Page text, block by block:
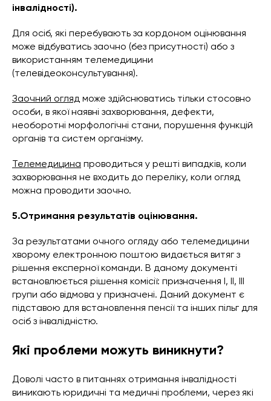
інвалідності).
Для осіб, які перебувають за кордоном оцінювання
може відбуватись заочно (без присутності) або з
використанням телемедицини
(телевідеоконсультування).
Заочний огляд може здійснюватись тільки стосовно
особи, в якої наявні захворювання, дефекти,
необоротні морфологічні стани, порушення функцій
органів та систем організму.
Телемедицина проводиться у решті випадків, коли
захворювання не входить до переліку, коли огляд
можна проводити заочно.
5.Отримання результатів оцінювання.
За результатами очного огляду або телемедицини
хворому електронною поштою видається витяг з
рішення експерної команди. В даному документі
встановлюється рішення комісії: призначення І, ІІ, ІІІ
групи або відмова у призначені. Даний документ є
підставою для встановлення пенсії та інших пільг для
осіб з інвалідністю.
Які проблеми можуть виникнути?
Доволі часто в питаннях отримання інвалідності
виникають юридичні та медичні проблеми, через які